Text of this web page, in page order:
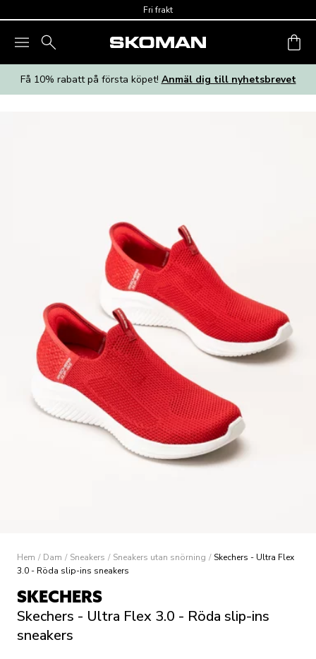
Fri frakt
Få 10% rabatt på första köpet! Anmäl dig till nyhetsbrevet
Hem / Dam / Sneakers / Sneakers utan snörning / Skechers - Ultra Flex
3.0 - Röda slip-ins sneakers
SKECHERS
Skechers - Ultra Flex 3.0 - Röda slip-ins
sneakers